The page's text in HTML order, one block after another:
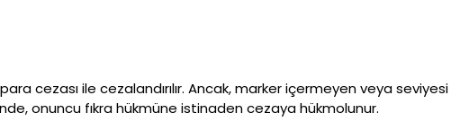
cezası ile cezalandırılır. Ancak, marker içermeyen veya
onuncu fıkra hükmüne istinaden cezaya hükmolunur.